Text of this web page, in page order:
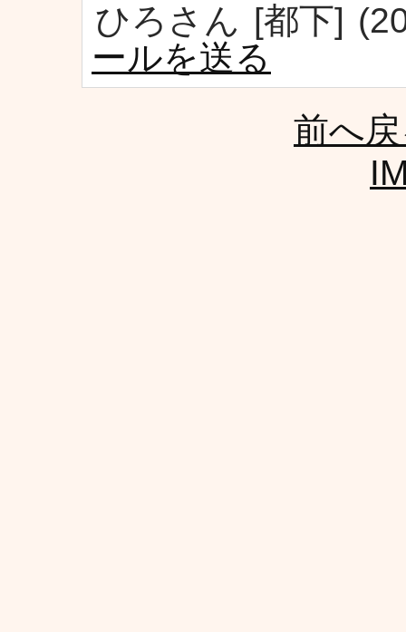
ひろさん [都下]
ールを送る
前へ